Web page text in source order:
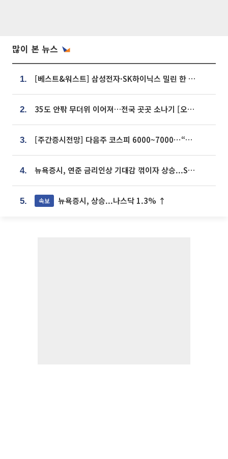
많이 본 뉴스
1. [베스트&워스트] 삼성전자·SK하이닉스 밀린 한 주…상상인증권은 85% 급등
2. 35도 안팎 무더위 이어져…전국 곳곳 소나기 [오늘 날씨]
3. [주간증시전망] 다음주 코스피 6000~7000⋯“外人 수급은 정책이 변수”
4. 뉴욕증시, 연준 금리인상 기대감 꺾이자 상승...S&P500 사상 최고치 [종합]
5. 속보 뉴욕증시, 상승...나스닥 1.3% ↑